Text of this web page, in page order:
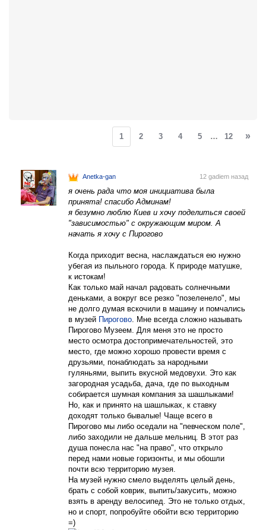
1 2 3 4 5 … 12 »
Anetka-gan 12 gadiem назад
я очень рада что моя инициатива была
принята! спасибо Админам!
я безумно люблю Киев и хочу поделиться своей
"зависимостью" с окружающим миром. А
начать я хочу с Пирогово
Когда приходит весна, наслаждаться ею нужно
убегая из пыльного города. К природе матушке,
к истокам!
Как только май начал радовать солнечными
деньками, а вокруг все резко "позеленело", мы
не долго думая вскочили в машину и помчались
в музей Пирогово. Мне всегда сложно называть
Пирогово Музеем. Для меня это не просто
место осмотра достопримечательностей, это
место, где можно хорошо провести время с
друзьями, понаблюдать за народными
гуляньями, выпить вкусной медовухи. Это как
загородная усадьба, дача, где по выходным
собирается шумная компания за шашлыками!
Но, как и принято на шашлыках, к ставку
доходят только бывалые! Чаще всего в
Пирогово мы либо оседали на "певческом поле",
либо заходили не дальше мельниц. В этот раз
душа понесла нас "на право", что открыло
перед нами новые горизонты, и мы обошли
почти всю территорию музея.
На музей нужно смело выделять целый день,
брать с собой коврик, выпить/закусить, можно
взять в аренду велосипед. Это не только отдых,
но и спорт, попробуйте обойти всю территорию
=)